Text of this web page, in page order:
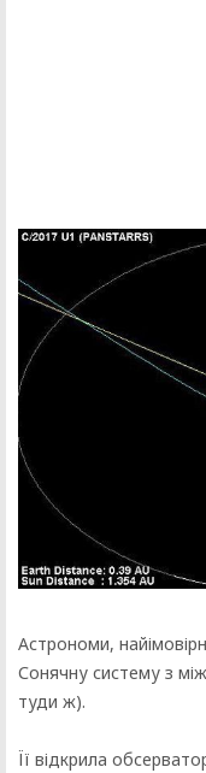
Астрономи,
Сонячну систему з
туди ж).
Її відкрила